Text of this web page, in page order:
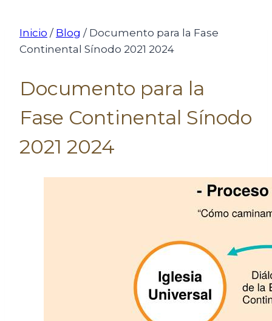
Inicio / Blog / Documento para la Fase
Continental Sínodo 2021 2024
Documento para la
Fase Continental Sínodo
2021 2024